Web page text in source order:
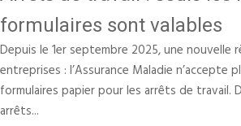
formulaires sont valables
Depuis le 1er septembre 2025, une nouvelle
entreprises : l’Assurance Maladie n’accepte
formulaires papier pour les arrêts de travail.
arrêts...